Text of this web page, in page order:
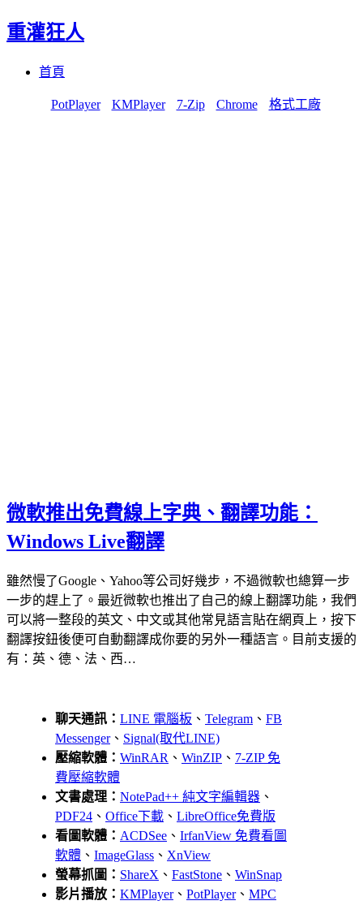
重灌狂人
首頁
PotPlayer KMPlayer 7-Zip Chrome 格式工廠
微軟推出免費線上字典、翻譯功能：
Windows Live翻譯
雖然慢了Google、Yahoo等公司好幾步，不過微軟也總算一步
一步的趕上了。最近微軟也推出了自己的線上翻譯功能，我們
可以將一整段的英文、中文或其他常見語言貼在網頁上，按下
翻譯按鈕後便可自動翻譯成你要的另外一種語言。目前支援的
有：英、德、法、西…
聊天通訊： LINE 電腦板 、 Telegram 、 FB
Messenger、 Signal(取代LINE)
壓縮軟體： WinRAR 、 WinZIP 、 7-ZIP 免
費壓縮軟體
文書處理： NotePad++ 純文字編輯器 、
PDF24 、 Office下載 、 LibreOffice免費版
看圖軟體： ACDSee 、 IrfanView 免費看圖
軟體 、 ImageGlass 、 XnView
螢幕抓圖： ShareX 、 FastStone 、 WinSnap
影片播放： KMPlayer、 PotPlayer、 MPC